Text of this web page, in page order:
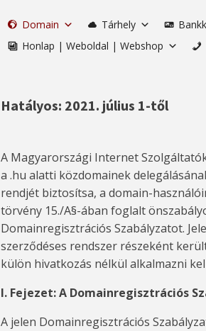
Domain Tárhely
Honlap | Weboldal | Webshop
Hatályos: 2021. július 1-től
A Magyarországi Internet
a .hu alatti közdomainek
rendjét biztosítsa, a domain-
törvény 15./A§-ában foglalt
Domainregisztrációs Szabályzatot.
szerződéses rendszer részeként
külön hivatkozás nélkül alkalmazni
I. Fejezet: A Domainregisztrációs
A jelen Domainregisztrációs